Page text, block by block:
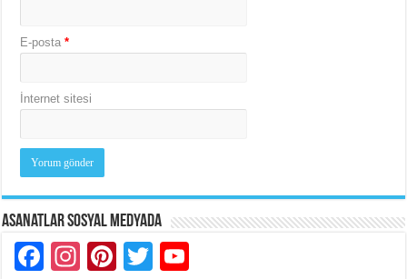
E-posta*
İnternet sitesi
Asanatlar Sosyal Medyada
Facebook
Instagram
Pinterest
Twitter